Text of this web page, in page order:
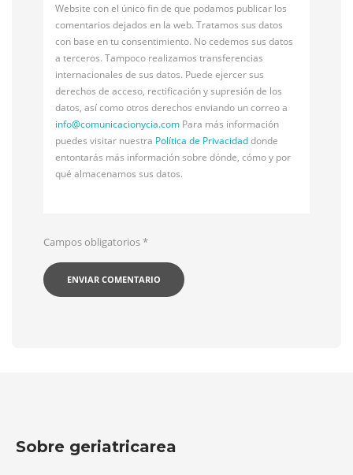
Website con el único fin de que podamos publicar los
comentarios dejados en la web. Tratamos sus datos
con base en tu consentimiento. No cedemos sus datos
a terceros. Tampoco realizamos transferencias
internacionales de sus datos. Puede ejercer sus
derechos de acceso, rectificación y supresión de los
datos, así como otros derechos enviando un correo a
info@comunicacionycia.com Para más información
puedes visitar nuestra Política de Privacidaddonde
entontarás más información sobre dónde, cómo y por
qué almacenamos sus datos.
Campos obligatorios*
Sobre geriatricarea